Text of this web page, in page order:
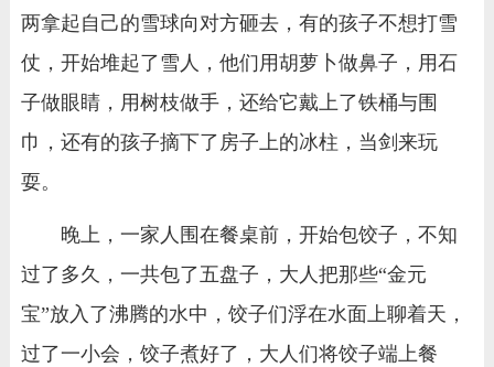
两拿起自己的雪球向对方砸去，有的孩子不想打雪
仗，开始堆起了雪人，他们用胡萝卜做鼻子，用石
子做眼睛，用树枝做手，还给它戴上了铁桶与围
巾，还有的孩子摘下了房子上的冰柱，当剑来玩
耍。
晚上，一家人围在餐桌前，开始包饺子，不知
过了多久，一共包了五盘子，大人把那些“金元
宝”放入了沸腾的水中，饺子们浮在水面上聊着天，
过了一小会，饺子煮好了，大人们将饺子端上餐